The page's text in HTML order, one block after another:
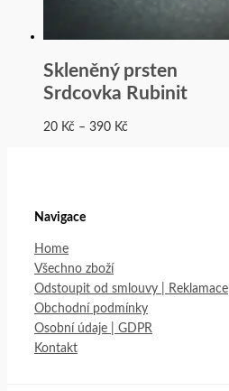
Skleněný prsten
Srdcovka Rubinit
20 Kč – 390 Kč
Navigace
Home
Všechno zboží
Odstoupit od smlouvy | Reklamace
Obchodní podmínky
Osobní údaje | GDPR
Kontakt